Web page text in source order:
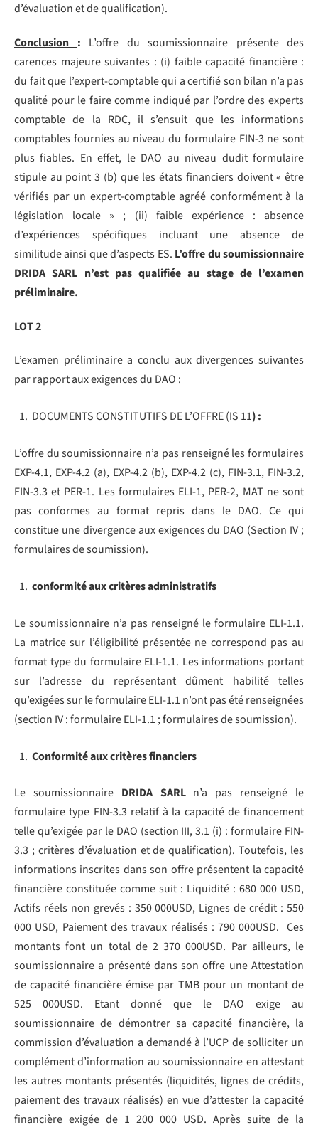
d’évaluation et de qualification).
Conclusion : L’offre du soumissionnaire présente des
carences majeure suivantes : (i) faible capacité financière :
du fait que l’expert-comptable qui a certifié son bilan n’a pas
qualité pour le faire comme indiqué par l’ordre des experts
comptable de la RDC, il s’ensuit que les informations
comptables fournies au niveau du formulaire FIN-3 ne sont
plus fiables. En effet, le DAO au niveau dudit formulaire
stipule au point 3 (b) que les états financiers doivent « être
vérifiés par un expert-comptable agréé conformément à la
législation locale » ; (ii) faible expérience : absence
d’expériences spécifiques incluant une absence de
similitude ainsi que d’aspects ES. L’offre du soumissionnaire
DRIDA SARL n’est pas qualifiée au stage de l’examen
préliminaire.
LOT 2
L’examen préliminaire a conclu aux divergences suivantes
par rapport aux exigences du DAO :
DOCUMENTS CONSTITUTIFS DE L’OFFRE (IS 11) :
L’offre du soumissionnaire n’a pas renseigné les formulaires
EXP-4.1, EXP-4.2 (a), EXP-4.2 (b), EXP-4.2 (c), FIN-3.1, FIN-3.2,
FIN-3.3 et PER-1. Les formulaires ELI-1, PER-2, MAT ne sont
pas conformes au format repris dans le DAO. Ce qui
constitue une divergence aux exigences du DAO (Section IV ;
formulaires de soumission).
conformité aux critères administratifs
Le soumissionnaire n’a pas renseigné le formulaire ELI-1.1.
La matrice sur l’éligibilité présentée ne correspond pas au
format type du formulaire ELI-1.1. Les informations portant
sur l’adresse du représentant dûment habilité telles
qu’exigées sur le formulaire ELI-1.1 n’ont pas été renseignées
(section IV : formulaire ELI-1.1 ; formulaires de soumission).
Conformité aux critères financiers
Le soumissionnaire DRIDA SARLn’a pas renseigné le
formulaire type FIN-3.3 relatif à la capacité de financement
telle qu’exigée par le DAO (section III, 3.1 (i) : formulaire FIN-
3.3 ; critères d’évaluation et de qualification). Toutefois, les
informations inscrites dans son offre présentent la capacité
financière constituée comme suit : Liquidité : 680 000 USD,
Actifs réels non grevés : 350 000USD, Lignes de crédit : 550
000 USD, Paiement des travaux réalisés : 790 000USD. Ces
montants font un total de 2 370 000USD. Par ailleurs, le
soumissionnaire a présenté dans son offre une Attestation
de capacité financière émise par TMB pour un montant de
525 000USD. Etant donné que le DAO exige au
soumissionnaire de démontrer sa capacité financière, la
commission d’évaluation a demandé à l’UCP de solliciter un
complément d’information au soumissionnaire en attestant
les autres montants présentés (liquidités, lignes de crédits,
paiement des travaux réalisés) en vue d’attester la capacité
financière exigée de 1 200 000 USD. Après suite de la